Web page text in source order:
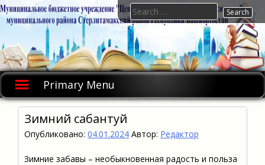
Skip
to
Primary Menu
Search
for:
Зимний сабантуй
Опубликовано: 04.01.2024 Автор: Редактор
Зимние забавы – необыкновенная радость и польза